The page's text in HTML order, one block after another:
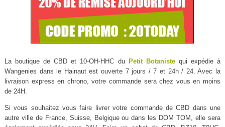
La boutique de CBD et 10-OH-HHC du Petit Botanistequi expédie à
Wangenies dans le Hainaut est ouverte 7 jours / 7 et 24h / 24. Avec la
livraison express en chrono, votre commande sera chez vous en moins
de 24H.
Si vous souhaitez vous faire livrer votre commande de CBD dans une
autre ville de France, Suisse, Belgique ou dans les DOM TOM, elle sera